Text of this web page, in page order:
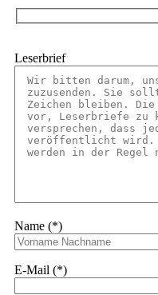
Leserbrief
Name (*)
E-Mail (*)